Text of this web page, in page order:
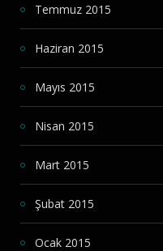
Temmuz 2015
Haziran 2015
Mayıs 2015
Nisan 2015
Mart 2015
Şubat 2015
Ocak 2015